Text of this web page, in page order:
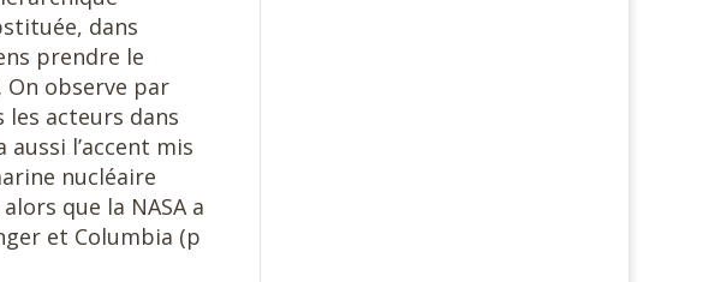
dans
prendre le
On observe par
acteurs dans
l’accent mis
nucléaire
que la NASA a
et Columbia (p